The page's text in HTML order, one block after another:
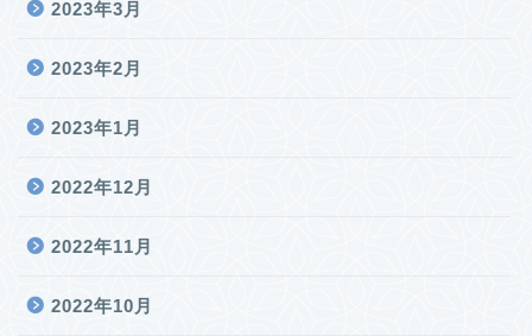
2023年3月
2023年2月
2023年1月
2022年12月
2022年11月
2022年10月